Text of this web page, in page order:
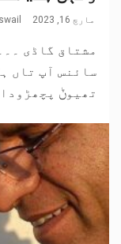
مارچ 16, 2023
مشتاق گاڈی
سائنس آپ تاں
تھیوݨ